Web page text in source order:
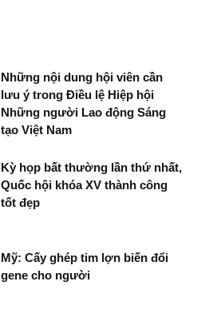
Những nội dung hội viên cần
lưu ý trong Điều lệ Hiệp hội
Những người Lao động Sáng
tạo Việt Nam
Kỳ họp bất thường lần thứ nhất,
Quốc hội khóa XV thành công
tốt đẹp
Mỹ: Cấy ghép tim lợn biến đổi
gene cho người